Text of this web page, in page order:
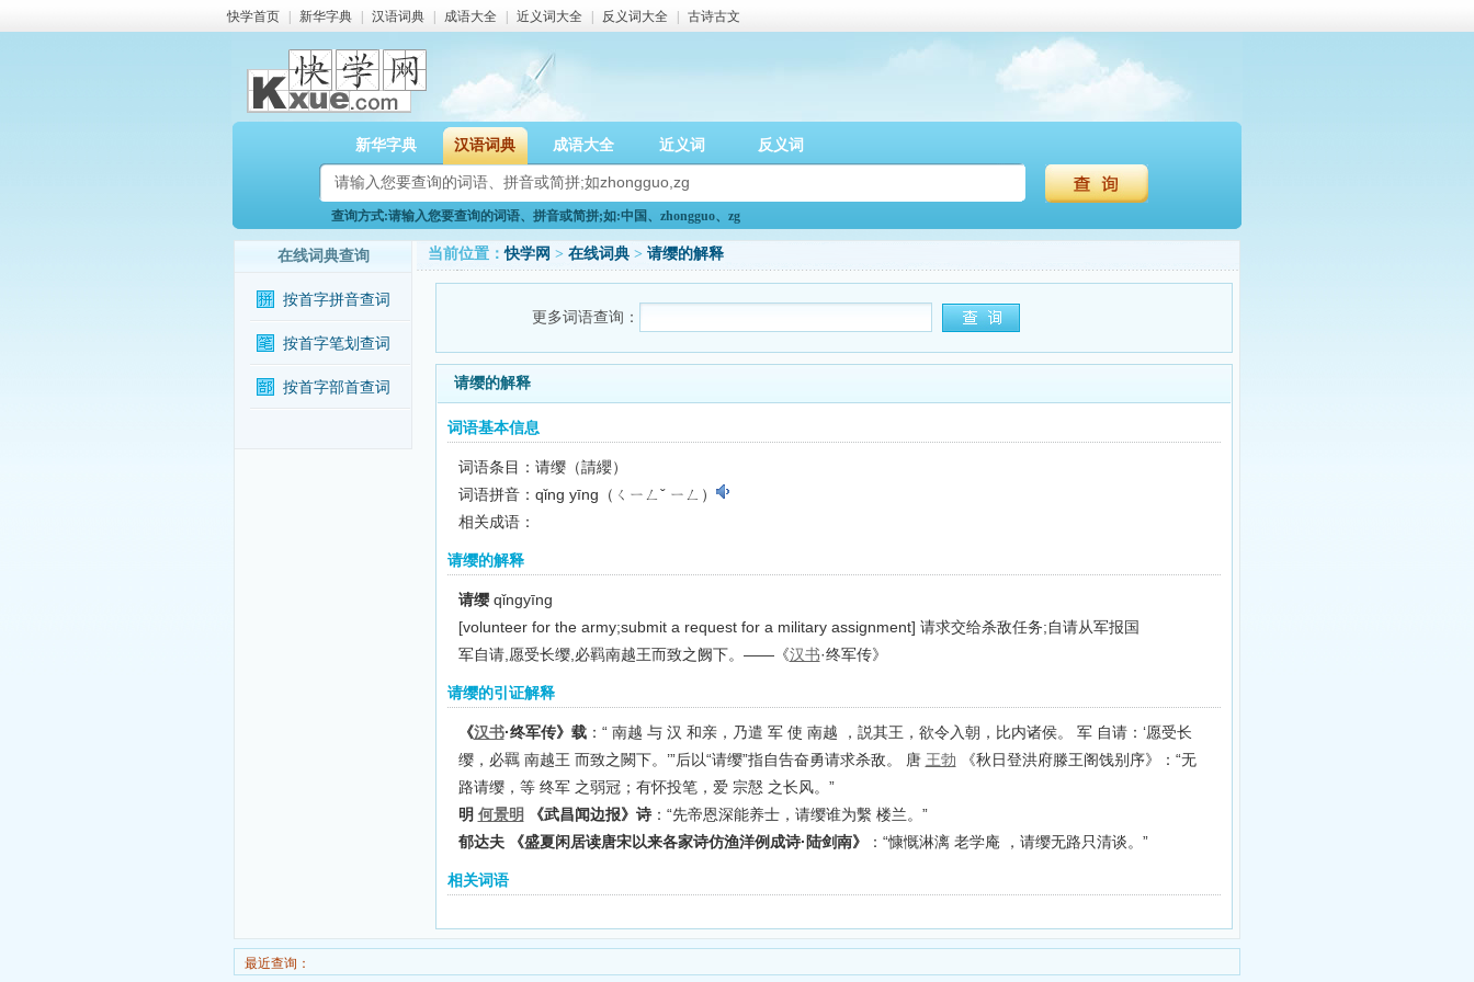
快学首页 新华字典 汉语词典 成语大全 近义词大全 反义词大全 古诗古文
新华字典 汉语词典 成语大全 近义词 反义词
查询方式:请输入您要查询的词语、拼音或简拼;如:中国、zhongguo、zg
在线词典查询
按首字拼音查词
按首字笔划查词
按首字部首查词
当前位置：快学网 > 在线词典 > 请缨的解释
更多词语查询：
请缨的解释
词语基本信息
词语条目：请缨（請纓）
词语拼音：qǐng yīng（ㄑㄧㄥˇ ㄧㄥ）
相关成语：
请缨的解释
请缨 qǐngyīng
[volunteer for the army;submit a request for a military assignment] 请求交给杀敌任务;自请从军报国
军自请,愿受长缨,必羁南越王而致之阙下。——《汉书·终军传》
请缨的引证解释
《汉书·终军传》载：“ 南越 与 汉 和亲，乃遣 军 使 南越 ，説其王，欲令入朝，比内诸侯。 军 自请：‘愿受长
缨，必羈 南越王 而致之闕下。’”后以“请缨”指自告奋勇请求杀敌。 唐 王勃 《秋日登洪府滕王阁饯别序》：“无
路请缨，等 终军 之弱冠；有怀投笔，爱 宗慤 之长风。”
明 何景明 《武昌闻边报》诗：“先帝恩深能养士，请缨谁为繫 楼兰。”
郁达夫 《盛夏闲居读唐宋以来各家诗仿渔洋例成诗·陆剑南》
：“慷慨淋漓 老学庵 ，请缨无路只清谈。”
相关词语
最近查询：